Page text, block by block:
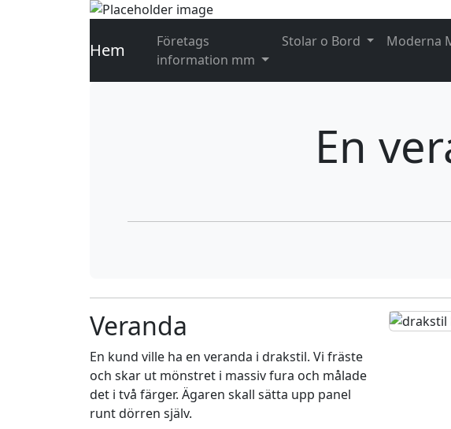
Hem (current)
Företags
information mm
Stolar o Bord Moderna
En
Veranda
En kund ville ha en veranda i drakstil. Vi fräste
och skar ut mönstret i massiv fura och målade
det i två färger. Ägaren skall sätta upp panel
runt dörren själv.